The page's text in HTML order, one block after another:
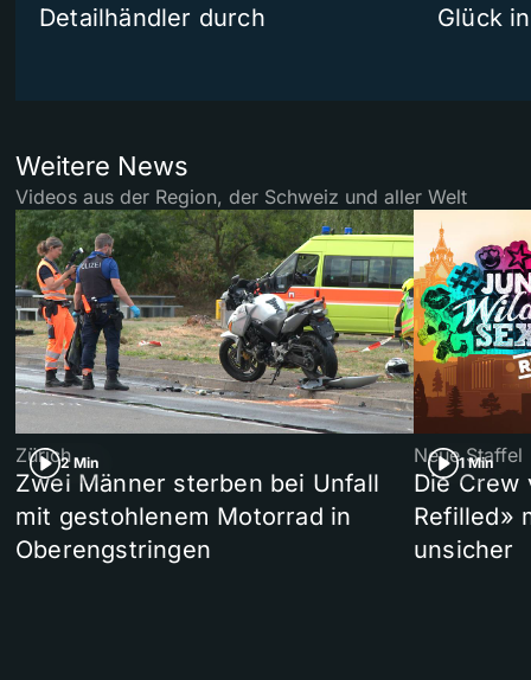
Detailhändler durch
Glück
Weitere News
Videos aus der Region, der Schweiz und aller Welt
2 Min
Zürich
Zwei Männer sterben bei Unfall
mit gestohlenem Motorrad in
Oberengstringen
1 Min
Neue Staffel
Die Crew
Refilled»
unsicher